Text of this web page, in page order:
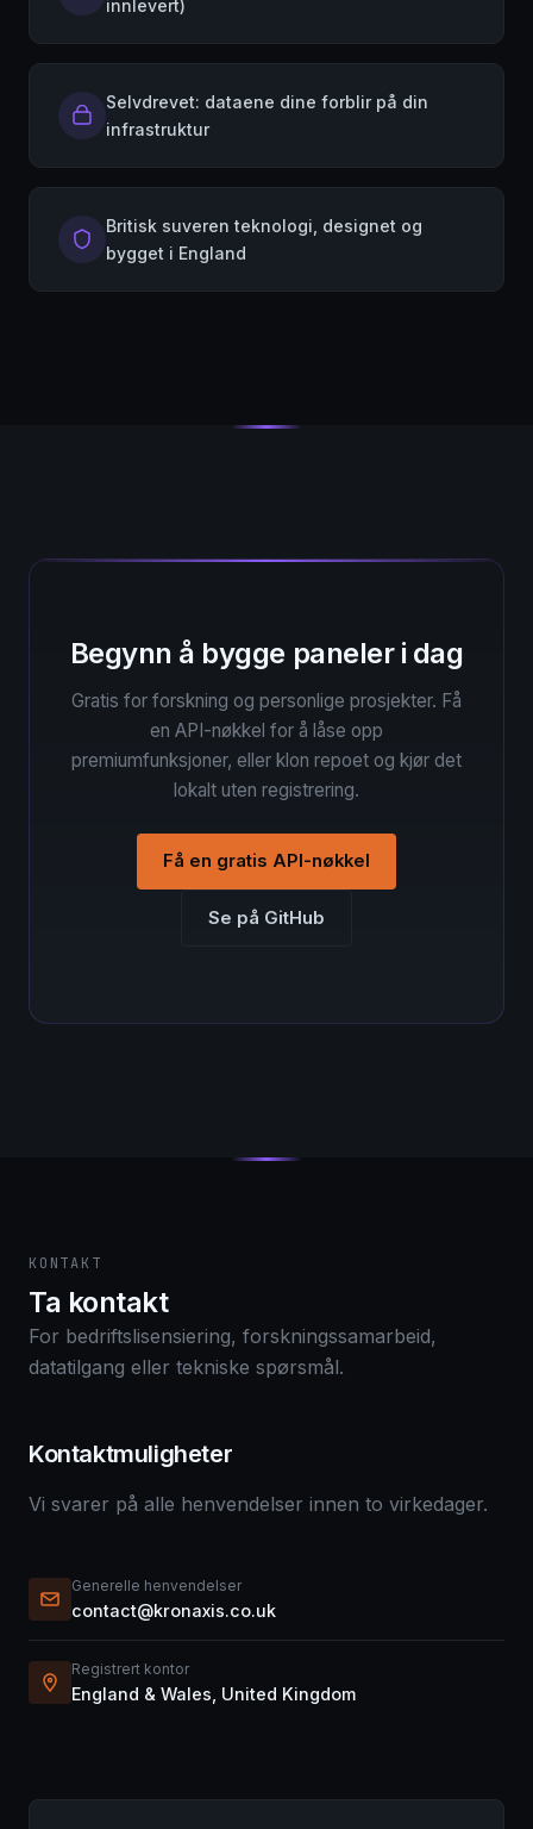
innlevert)
Selvdrevet: dataene dine forblir på din
infrastruktur
Britisk suveren teknologi, designet og
bygget i England
Begynn å bygge paneler i dag
Gratis for forskning og personlige prosjekter. Få
en API-nøkkel for å låse opp
premiumfunksjoner, eller klon repoet og kjør det
lokalt uten registrering.
Få en gratis API-nøkkel
Se på GitHub
KONTAKT
Ta kontakt
For bedriftslisensiering, forskningssamarbeid,
datatilgang eller tekniske spørsmål.
Kontaktmuligheter
Vi svarer på alle henvendelser innen to virkedager.
Generelle henvendelser
contact@kronaxis.co.uk
Registrert kontor
England & Wales, United Kingdom